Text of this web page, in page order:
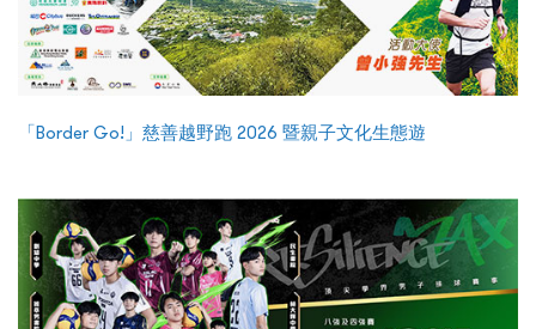
「Border Go!」慈善越野跑 2026 暨親子文化生態遊